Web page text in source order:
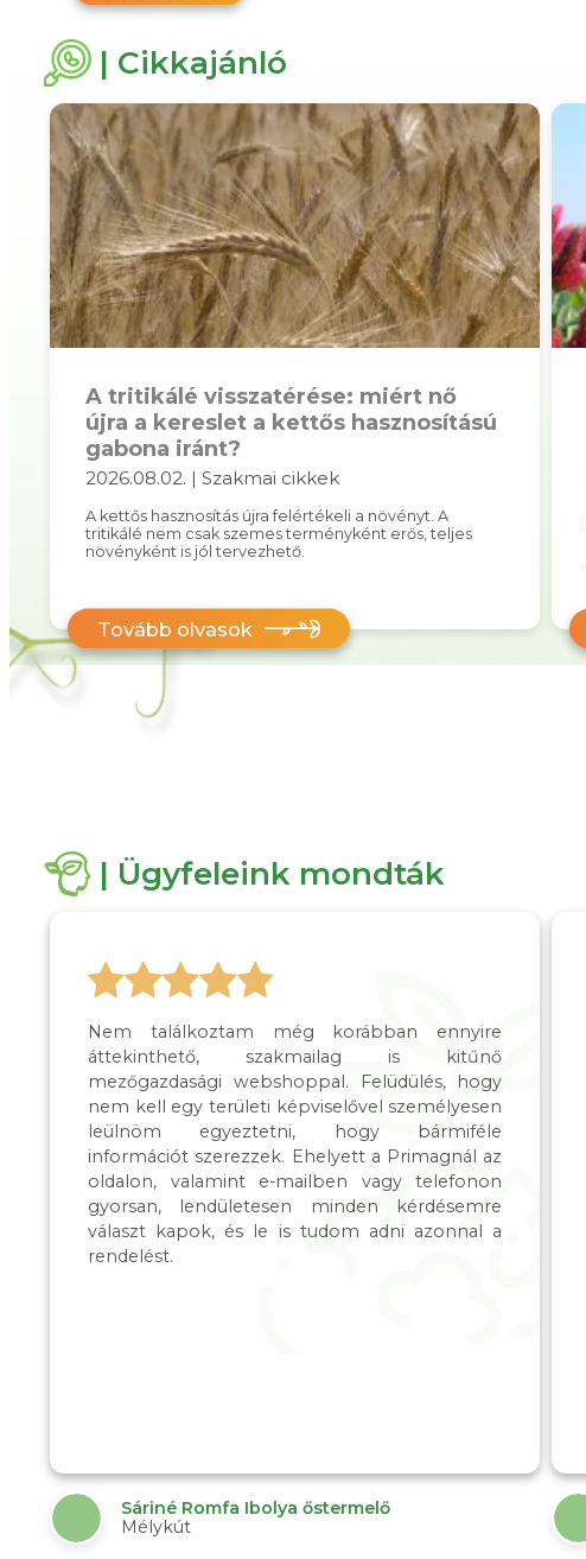
| Cikkajánló
A tritikálé visszatérése: miért nő
újra a kereslet a kettős hasznosítású
gabona iránt?
2026.08.02. | Szakmai cikkek
A kettős hasznosítás újra felértékeli a növényt. A
tritikálé nem csak szemes terményként erős, teljes
növényként is jól tervezhető.
Tovább olvasok
| Ügyfeleink mondták
Nem találkoztam még korábban ennyire
áttekinthető, szakmailag is kitűnő
mezőgazdasági webshoppal. Felüdülés, hogy
nem kell egy területi képviselővel személyesen
leülnöm egyeztetni, hogy bármiféle
információt szerezzek. Ehelyett a Primagnál az
oldalon, valamint e-mailben vagy telefonon
gyorsan, lendületesen minden kérdésemre
választ kapok, és le is tudom adni azonnal a
rendelést.
Sáriné Romfa Ibolya őstermelő
Mélykút